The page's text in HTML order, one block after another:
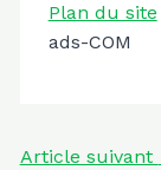
Plan du site
ads-COM
Navigation
Article suivant